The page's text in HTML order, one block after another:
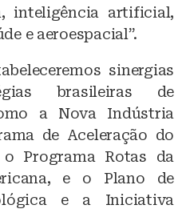
inteligência artificial,
e aeroespacial”.
sinergias
brasileiras de
a Nova Indústria
de Aceleração do
o Programa Rotas da
e o Plano de
e a Iniciativa